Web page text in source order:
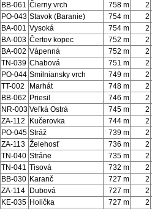
BB-061 Čierny vrch 758 m 2
PO-043 Stavok (Baranie) 754 m 2
BA-001 Vysoká 754 m 2
BA-003 Čertov kopec 752 m 2
BA-002 Vápenná 752 m 2
TN-039 Chabová 751 m 2
PO-044 Smilniansky vrch 749 m 2
TT-002
Marhát 748 m 2
BB-062 Priesil 746 m 2
NR-003 Veľká Ostrá 745 m 2
ZA-112
Kučerovka 744 m 2
PO-045 Stráž 739 m 2
ZA-113 Želehosť 736 m 2
TN-040 Stráne 735 m 2
TN-041 Tisová 732 m 2
BB-030 Karanč 727 m 2
ZA-114
Dubová 727 m 2
KE-035 Holička 727 m 2